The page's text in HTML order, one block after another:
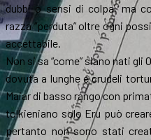
dubbi o sensi di colpa, ma
razza “perduta” oltre ogni
accettabile.
Non si sa “come” siano nati
dovuta a lunghe e crudeli
Maiar di basso rango con
tolkieniano solo Eru può
pertanto non sono stati